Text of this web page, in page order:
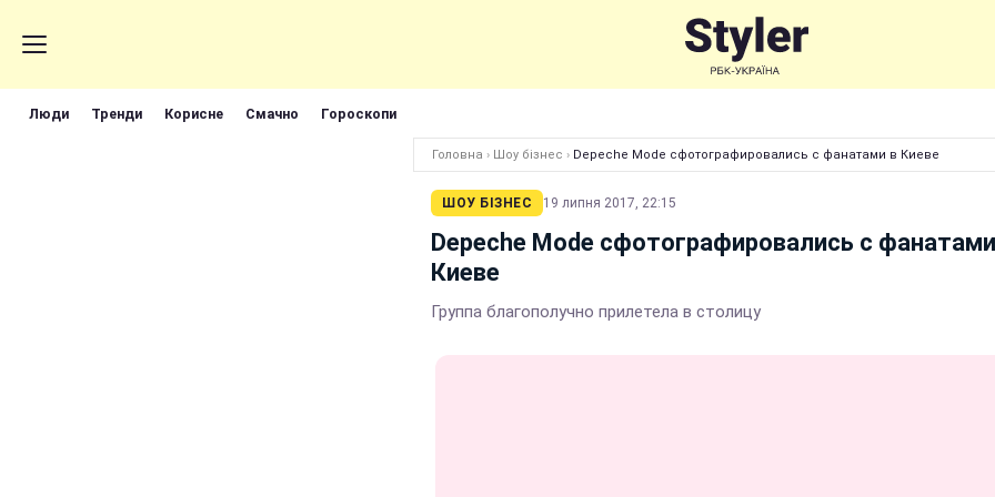
Люди Тренди Корисне Смачно Гороскопи
Головна › Шоу бізнес › Depeche Mode сфотографировались с фанатами в Киеве
ШОУ БІЗНЕС 19 липня 2017, 22:15
Depeche Mode сфотографировались с
Киеве
Группа благополучно прилетела в столицу